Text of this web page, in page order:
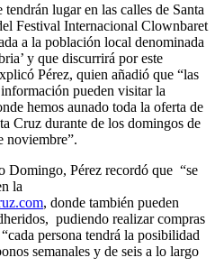
lugar en las calles de Santa
Festival Internacional Clownbaret
a la población local denominada
y que discurrirá por este
Pérez, quien añadió que “las
pueden visitar la
hemos aunado toda la oferta de
Cruz durante de los domingos de
noviembre”.
Domingo, Pérez recordó que “se
la
, donde también pueden
pudiendo realizar compras
persona tendrá la posibilidad
semanales y de seis a lo largo